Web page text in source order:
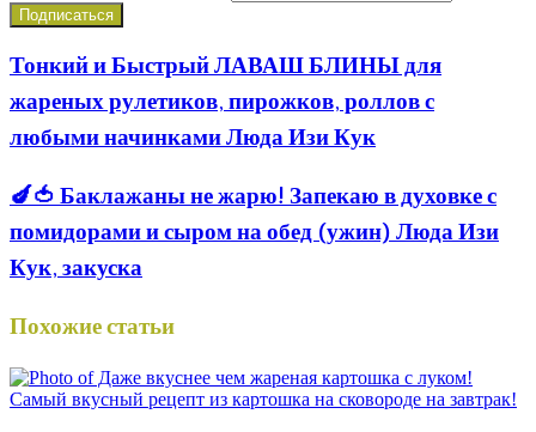
Тонкий и Быстрый ЛАВАШ БЛИНЫ для
жареных рулетиков, пирожков, роллов с
любыми начинками Люда Изи Кук
🍆🍅 Баклажаны не жарю! Запекаю в духовке с
помидорами и сыром на обед (ужин) Люда Изи
Кук, закуска
Похожие статьи